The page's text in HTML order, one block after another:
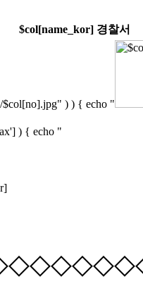
$col[name_kor] 경찰서
$col[no].jpg" ) ) { echo "
) { echo "